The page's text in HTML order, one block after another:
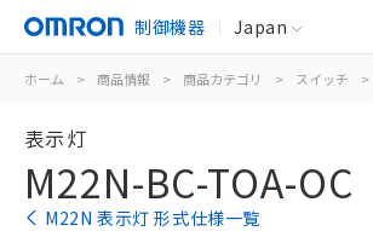
制御機器 Japan
ホーム > 商品情報 > 商品カテゴリ > スイッチ >
表示灯
M22N-BC-TOA-OC
M22N 表示灯 形式仕様一覧